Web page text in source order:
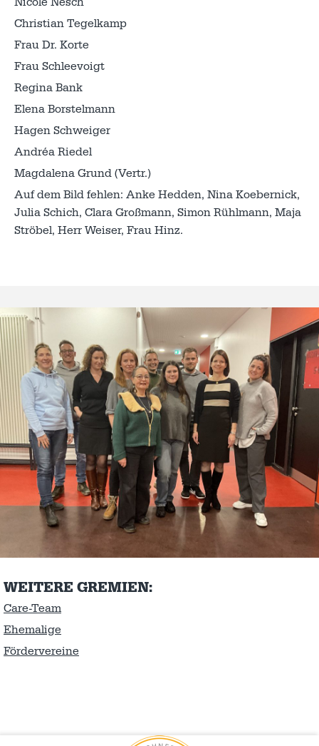
Christian Tegelkamp
Frau Dr. Korte
Frau Schleevoigt
Regina Bank
Elena Borstelmann
Hagen Schweiger
Andréa Riedel
Magdalena Grund (Vertr.)
Auf dem Bild fehlen: Anke Hedden, Nina Koebernick,
Julia Schich, Clara Großmann, Simon Rühlmann, Maja
Ströbel, Herr Weiser, Frau Hinz.
WEITERE GREMIEN:
Care-Team
Ehemalige
Fördervereine